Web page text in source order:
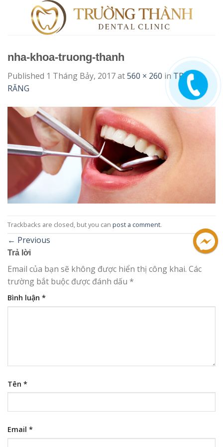
nha-khoa-truong-thanh
Published 1 Tháng Bảy, 2017at560 × 260 inTRÁM
RĂNG
Trackbacks are closed, but you can post a comment.
← Previous
Trả lời
Email của bạn sẽ không được hiển thị công khai. Các
trường bắt buộc được đánh dấu *
Bình luận *
Tên *
Email *